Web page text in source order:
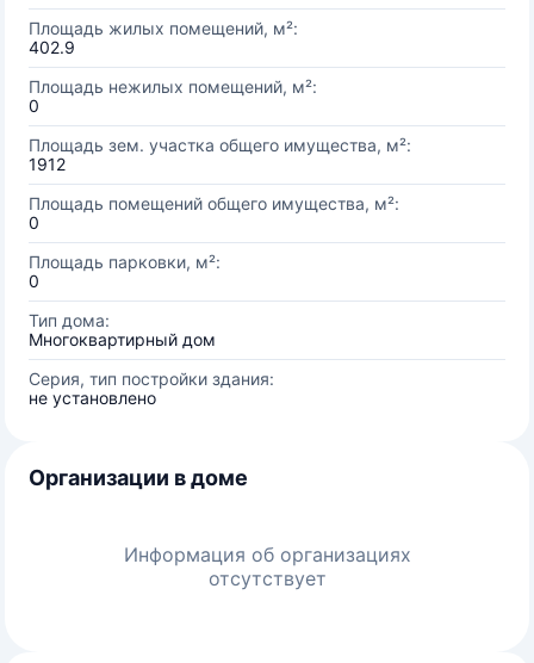
Площадь жилых помещений, м²:
402.9
Площадь нежилых помещений, м²:
0
Площадь зем. участка общего имущества, м²:
1912
Площадь помещений общего имущества, м²:
0
Площадь парковки, м²:
0
Тип дома:
Многоквартирный дом
Серия, тип постройки здания:
не установлено
Организации в доме
Информация об организациях
отсутствует